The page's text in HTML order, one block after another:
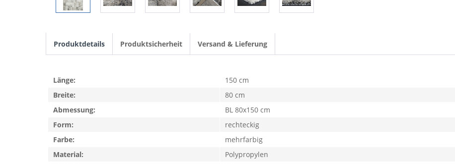
Produktdetails Produktsicherheit Versand & Lieferung
Länge:
150 cm
Breite:
80 cm
Abmessung:
BL 80x150 cm
Form:
rechteckig
Farbe:
mehrfarbig
Material:
Polypropylen